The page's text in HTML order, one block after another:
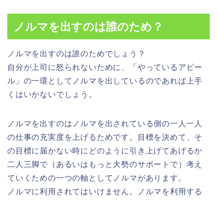
ノルマを出すのは誰のため？
ノルマを出すのは誰のためでしょう？
自分が上司に怒られないために、「やっているアピー
ル」の一環としてノルマを出しているのであれば上手
くはいかないでしょう。
ノルマを出すのはノルマを出されている側の一人一人
の仕事の充実度を上げるためです。目標を決めて、そ
の目標に届かない時にどのように引き上げてあげるか
二人三脚で（あるいはもっと大勢のサポートで）考え
ていくための一つの軸としてノルマがあります。
ノルマに利用されてはいけません。ノルマを利用する